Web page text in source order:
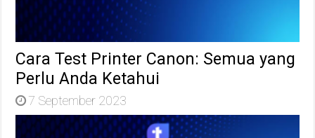
Cara Test Printer Canon: Semua yang
Perlu Anda Ketahui
7 September 2023